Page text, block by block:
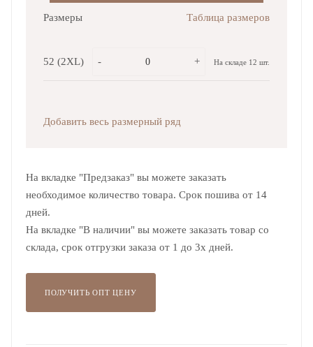
Размеры Таблица размеров
52 (2XL) - + На складе 12 шт.
Добавить весь размерный ряд
На вкладке "Предзаказ" вы можете заказать
необходимое количество товара. Срок пошива от 14
дней.
На вкладке "В наличии" вы можете заказать товар со
склада, срок отгрузки заказа от 1 до 3х дней.
ПОЛУЧИТЬ ОПТ ЦЕНУ